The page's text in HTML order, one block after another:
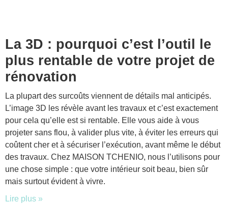
La 3D : pourquoi c’est l’outil le
plus rentable de votre projet de
rénovation
La plupart des surcoûts viennent de détails mal anticipés.
L’image 3D les révèle avant les travaux et c’est exactement
pour cela qu’elle est si rentable. Elle vous aide à vous
projeter sans flou, à valider plus vite, à éviter les erreurs qui
coûtent cher et à sécuriser l’exécution, avant même le début
des travaux. Chez MAISON TCHENIO, nous l’utilisons pour
une chose simple : que votre intérieur soit beau, bien sûr
mais surtout évident à vivre.
Lire plus »